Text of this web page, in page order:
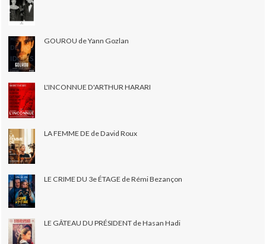
GOUROU de Yann Gozlan
L'INCONNUE D'ARTHUR HARARI
LA FEMME DE de David Roux
LE CRIME DU 3e ÉTAGE de Rémi Bezançon
LE GÂTEAU DU PRÉSIDENT de Hasan Hadi